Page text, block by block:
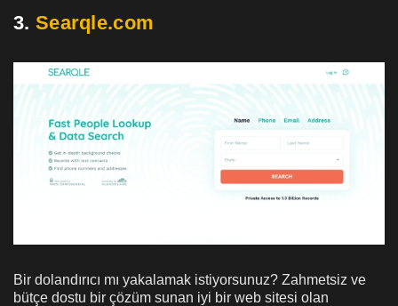
3. Searqle.com
Bir dolandırıcı mı yakalamak istiyorsunuz? Zahmetsiz ve
bütçe dostu bir çözüm sunan iyi bir web sitesi olan